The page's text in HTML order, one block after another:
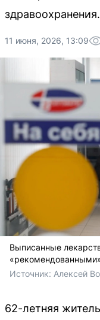
здравоохранения.
11 июня, 2026, 13:09
Выписанные
Источник: Алексей
62-летняя